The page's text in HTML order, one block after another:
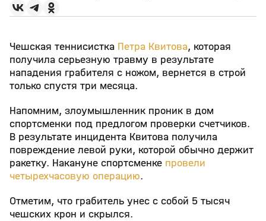
Чешская теннисистка Петра Квитова, которая
получила серьезную травму в результате
нападения грабителя с ножом, вернется в строй
только спустя три месяца.
Напомним, злоумышленник проник в дом
спортсменки под предлогом проверки счетчиков.
В результате инцидента Квитова получила
повреждение левой руки, которой обычно держит
ракетку. Накануне спортсменке провели
четырехчасовую операцию.
Отметим, что грабитель унес с собой 5 тысяч
чешских крон и скрылся.